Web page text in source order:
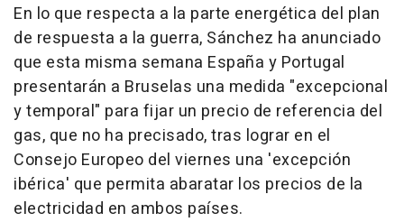
En lo que respecta a la parte energética del plan
de respuesta a la guerra, Sánchez ha anunciado
que esta misma semana España y Portugal
presentarán a Bruselas una medida "excepcional
y temporal" para fijar un precio de referencia del
gas, que no ha precisado, tras lograr en el
Consejo Europeo del viernes una 'excepción
ibérica' que permita abaratar los precios de la
electricidad en ambos países.